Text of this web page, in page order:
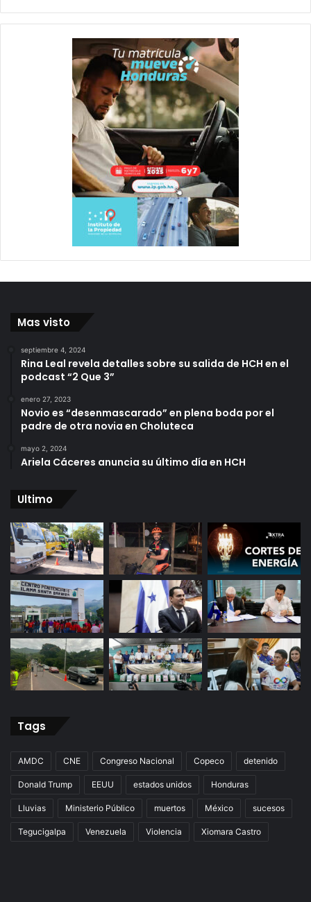
Mas visto
septiembre 4, 2024
Rina Leal revela detalles sobre su salida de HCH en el
podcast “2 Que 3”
enero 27, 2023
Novio es “desenmascarado” en plena boda por el
padre de otra novia en Choluteca
mayo 2, 2024
Ariela Cáceres anuncia su último día en HCH
Ultimo
Tags
AMDC CNE Congreso Nacional Copeco detenido
Donald Trump EEUU estados unidos Honduras
Lluvias Ministerio Público muertos México sucesos
Tegucigalpa Venezuela Violencia Xiomara Castro